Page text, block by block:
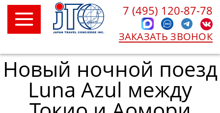
7 (495) 120-87-78
ЗАКАЗАТЬ ЗВОНОК
Новый ночной поезд
Luna Azul между